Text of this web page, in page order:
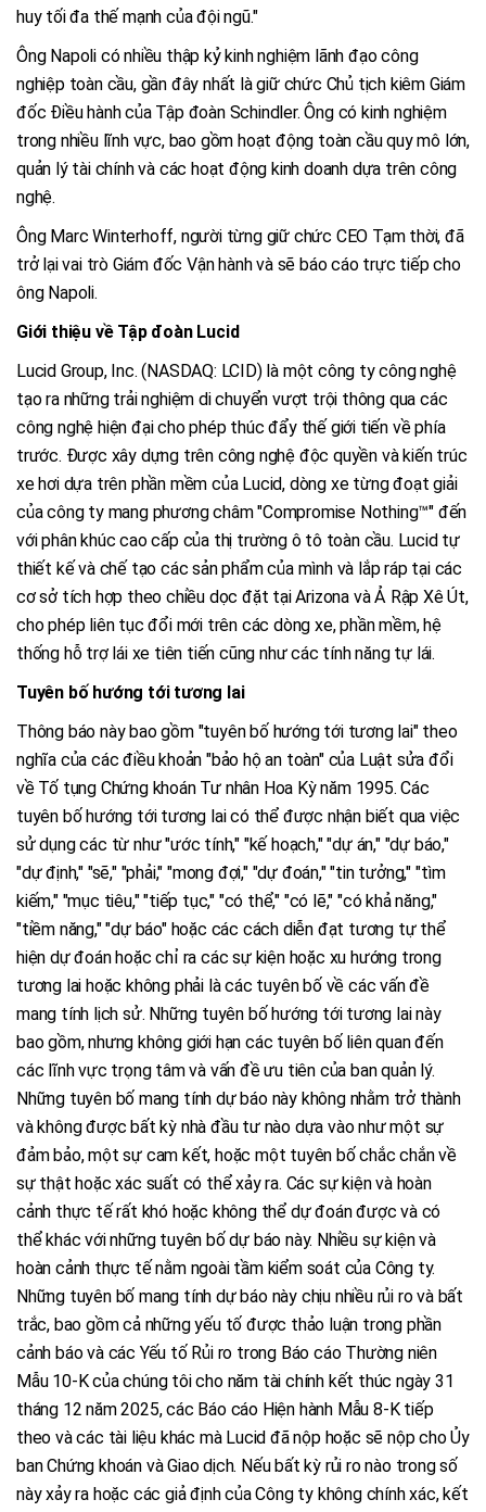
huy tối đa thế mạnh của đội ngũ."
Ông Napoli có nhiều thập kỷ kinh nghiệm lãnh đạo công
nghiệp toàn cầu, gần đây nhất là giữ chức Chủ tịch kiêm Giám
đốc Điều hành của Tập đoàn Schindler. Ông có kinh nghiệm
trong nhiều lĩnh vực, bao gồm hoạt động toàn cầu quy mô lớn,
quản lý tài chính và các hoạt động kinh doanh dựa trên công
nghệ.
Ông Marc Winterhoff, người từng giữ chức CEO Tạm thời, đã
trở lại vai trò Giám đốc Vận hành và sẽ báo cáo trực tiếp cho
ông Napoli.
Giới thiệu về Tập đoàn Lucid
Lucid Group, Inc. (NASDAQ: LCID) là một công ty công nghệ
tạo ra những trải nghiệm di chuyển vượt trội thông qua các
công nghệ hiện đại cho phép thúc đẩy thế giới tiến về phía
trước. Được xây dựng trên công nghệ độc quyền và kiến trúc
xe hơi dựa trên phần mềm của Lucid, dòng xe từng đoạt giải
của công ty mang phương châm "Compromise Nothing™" đến
với phân khúc cao cấp của thị trường ô tô toàn cầu. Lucid tự
thiết kế và chế tạo các sản phẩm của mình và lắp ráp tại các
cơ sở tích hợp theo chiều dọc đặt tại Arizona và Ả Rập Xê Út,
cho phép liên tục đổi mới trên các dòng xe, phần mềm, hệ
thống hỗ trợ lái xe tiên tiến cũng như các tính năng tự lái.
Tuyên bố hướng tới tương lai
Thông báo này bao gồm "tuyên bố hướng tới tương lai" theo
nghĩa của các điều khoản "bảo hộ an toàn" của Luật sửa đổi
về Tố tụng Chứng khoán Tư nhân Hoa Kỳ năm 1995. Các
tuyên bố hướng tới tương lai có thể được nhận biết qua việc
sử dụng các từ như "ước tính," "kế hoạch," "dự án," "dự báo,"
"dự định," "sẽ," "phải," "mong đợi," "dự đoán," "tin tưởng," "tìm
kiếm," "mục tiêu," "tiếp tục," "có thể," "có lẽ," "có khả năng,"
"tiềm năng," "dự báo" hoặc các cách diễn đạt tương tự thể
hiện dự đoán hoặc chỉ ra các sự kiện hoặc xu hướng trong
tương lai hoặc không phải là các tuyên bố về các vấn đề
mang tính lịch sử. Những tuyên bố hướng tới tương lai này
bao gồm, nhưng không giới hạn các tuyên bố liên quan đến
các lĩnh vực trọng tâm và vấn đề ưu tiên của ban quản lý.
Những tuyên bố mang tính dự báo này không nhằm trở thành
và không được bất kỳ nhà đầu tư nào dựa vào như một sự
đảm bảo, một sự cam kết, hoặc một tuyên bố chắc chắn về
sự thật hoặc xác suất có thể xảy ra. Các sự kiện và hoàn
cảnh thực tế rất khó hoặc không thể dự đoán được và có
thể khác với những tuyên bố dự báo này. Nhiều sự kiện và
hoàn cảnh thực tế nằm ngoài tầm kiểm soát của Công ty.
Những tuyên bố mang tính dự báo này chịu nhiều rủi ro và bất
trắc, bao gồm cả những yếu tố được thảo luận trong phần
cảnh báo và các Yếu tố Rủi ro trong Báo cáo Thường niên
Mẫu 10-K của chúng tôi cho năm tài chính kết thúc ngày 31
tháng 12 năm 2025, các Báo cáo Hiện hành Mẫu 8-K tiếp
theo và các tài liệu khác mà Lucid đã nộp hoặc sẽ nộp cho Ủy
ban Chứng khoán và Giao dịch. Nếu bất kỳ rủi ro nào trong số
này xảy ra hoặc các giả định của Công ty không chính xác, kết